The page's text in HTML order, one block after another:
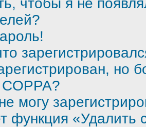
чтобы я не
но
могу
функция «Удалить